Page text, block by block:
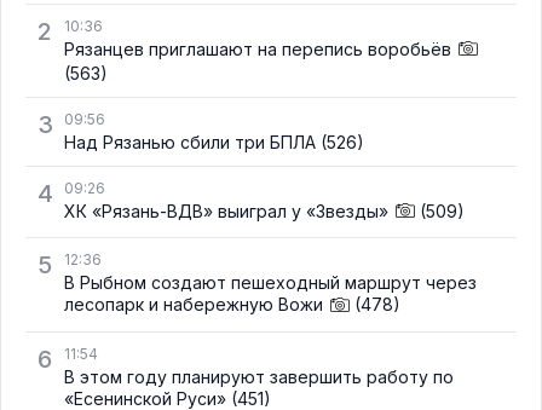
2 10:36
Рязанцев приглашают на перепись воробьёв
(563)
3 09:56
Над Рязанью сбили три БПЛА (526)
4 09:26
ХК «Рязань-ВДВ» выиграл у «Звезды» (509)
5 12:36
В Рыбном создают пешеходный маршрут через
лесопарк и набережную Вожи
(478)
6 11:54
В этом году планируют завершить работу по
«Есенинской Руси» (451)